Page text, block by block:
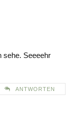
sehe. Seeeehr
ANTWORTEN